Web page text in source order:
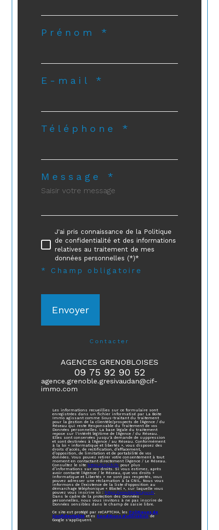
Prénom *
E-mail *
Téléphone *
Message *
J'ai pris connaissance de la Politique
de confidentialité et des informations
relatives au traitement de mes
données personnelles (*)*
* Champ obligatoire
Envoyer
contacter
AGENCES GRENOBLOISES
09 75 92 90 52
agence.grenoble.gresivaudan@cif-
immo.com
Les informations recueillies sur ce formulaire sont
enregistrées dans un fichier informatisé par La Boite
Immo agissant comme Sous-traitant du traitement
pour la gestion de la clientèle/prospects de l'Agence / du
Réseau qui reste Responsable du Traitement de vos
Données personnelles. La base légale du traitement
repose sur l'intérêt légitime de l'Agence / du Réseau.
Elles sont conservées jusqu'à demande de suppression
et sont destinées à l'Agence / au Réseau. Conformément
à la loi « informatique et libertés », vous disposez des
droits d’accès, de rectification, d’effacement,
d’opposition, de limitation et de portabilité de vos
données. Vous pouvez retirer votre consentement à tout
moment en contactant directement l’Agence / Le Réseau.
Consultez le site https://cnil.fr/fr pour plus
d’informations sur vos droits. Si vous estimez, après
avoir contacté l'Agence / le Réseau, que vos droits «
Informatique et Libertés » ne sont pas respectés, vous
pouvez adresser une réclamation à la CNIL. Nous vous
informons de l’existence de la liste d'opposition au
démarchage téléphonique « Bloctel », sur laquelle vous
pouvez vous inscrire ici : https://www.bloctel.gouv.fr.
Dans le cadre de la protection des Données
personnelles, nous vous invitons à ne pas inscrire de
Données sensibles dans le champ de saisie libre.
Ce site est protégé par reCAPTCHA, lesPolitiques de
Confidentialité et esConditions d'utilisation de
Google s'appliquent.